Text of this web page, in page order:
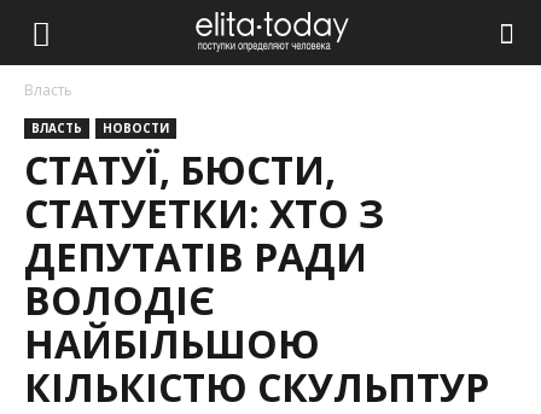
Власть
ВЛАСТЬ НОВОСТИ
СТАТУЇ, БЮСТИ,
СТАТУЕТКИ: ХТО З
ДЕПУТАТІВ РАДИ
ВОЛОДІЄ
НАЙБІЛЬШОЮ
КІЛЬКІСТЮ СКУЛЬПТУР